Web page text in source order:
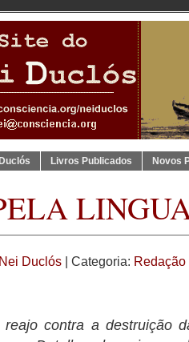
Livros Publicados Novos
Nei Duclós | Categoria: Redação
contra a destruição